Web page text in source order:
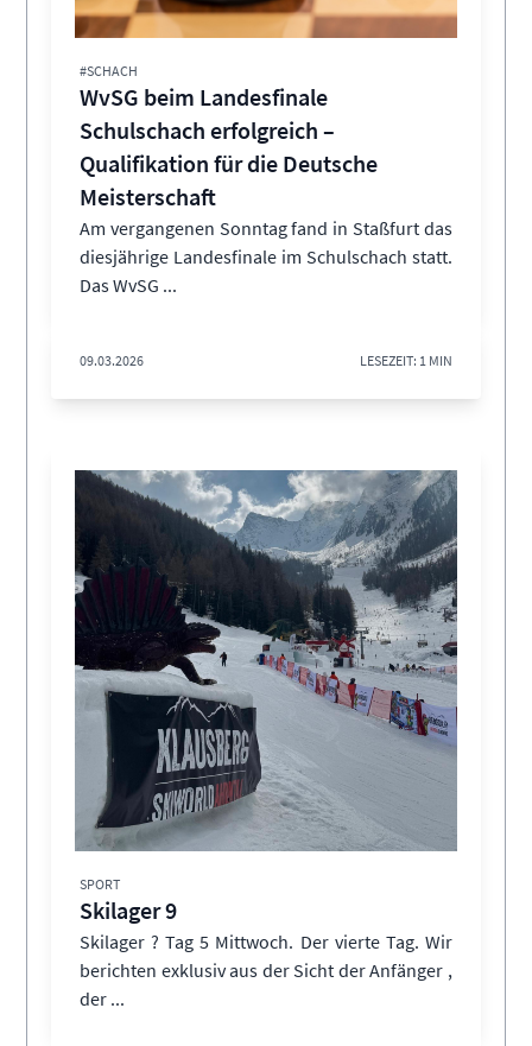
#SCHACH
WvSG beim Landesfinale
Schulschach erfolgreich –
Qualifikation für die Deutsche
Meisterschaft
Am vergangenen Sonntag fand in Staßfurt das
diesjährige Landesfinale im Schulschach statt.
Das WvSG ...
09.03.2026 LESEZEIT: 1 MIN
SPORT
Skilager 9
Skilager ? Tag 5 Mittwoch. Der vierte Tag. Wir
berichten exklusiv aus der Sicht der Anfänger ,
der ...